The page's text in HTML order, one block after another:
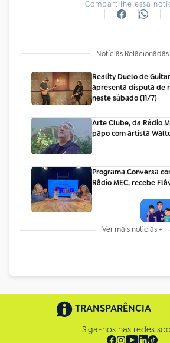
Compartilhe essa
Notícias Relacionadas
Reality Duelo de
apresenta disputa de
neste sábado (11/7)
Arte Clube, da Rádio
papo com artista
Programa Conversa
Rádio MEC, recebe
Ver mais notícias +
TRANSPARÊNCIA
Siga-nos nas redes